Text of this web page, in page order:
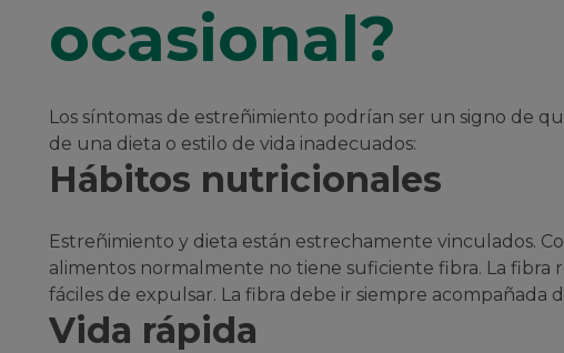
ocasional?
Los síntomas de estreñimiento podrían ser un signo de
de una dieta o estilo de vida inadecuados:
Hábitos nutricionales
Estreñimiento y dieta están estrechamente vinculados.
alimentos normalmente no tiene suficiente fibra. La fibra
fáciles de expulsar. La fibra debe ir siempre
Vida rápida